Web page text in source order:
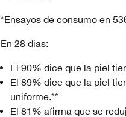
*Ensayos de consumo en
En 28 días:
El 90% dice que la piel
El 89% dice que la piel
uniforme.**
El 81% afirma que se